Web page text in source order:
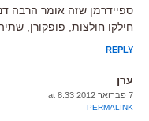
ספיידרמן שזה אומר הרבה
חילקו חולצות, פופקורן,
REPLY
ערן
7 פברואר 2012 at 8:33
PERMALINK